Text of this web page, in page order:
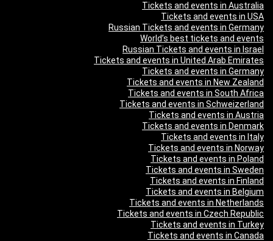
Tickets and events in Australia
Tickets and events in USA
Russian Tickets and events in Germany
World’s best tickets and events
Russian Tickets and events in Israel
Tickets and events in United Arab Emirates
Tickets and events in Germany
Tickets and events in New Zealand
Tickets and events in South Africa
Tickets and events in Schweizerland
Tickets and events in Austria
Tickets and events in Denmark
Tickets and events in Italy
Tickets and events in Norway
Tickets and events in Poland
Tickets and events in Sweden
Tickets and events in Finland
Tickets and events in Belgium
Tickets and events in Netherlands
Tickets and events in Czech Republic
Tickets and events in Turkey
Tickets and events in Canada